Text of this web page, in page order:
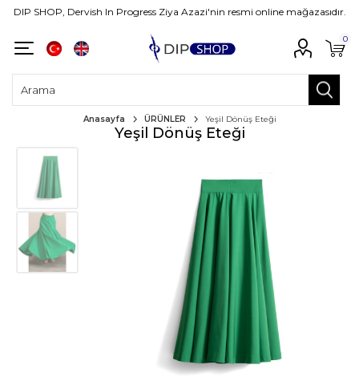
DIP SHOP, Dervish In Progress Ziya Azazi'nin resmi online mağazasıdır.
0
Anasayfa ÜRÜNLER Yeşil Dönüş Eteği
Yeşil Dönüş Eteği